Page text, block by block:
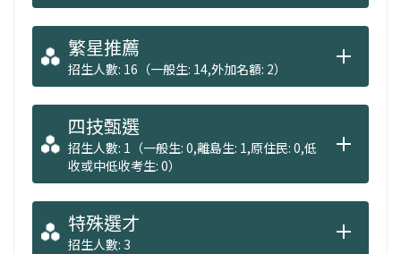
繁星推薦
招生人數: 16（一般生: 14,外加名額: 2）
四技甄選
招生人數: 1（一般生: 0,離島生: 1,原住民: 0,低
收或中低收考生: 0）
特殊選才
招生人數: 3